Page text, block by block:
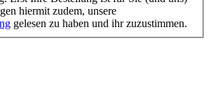
hiermit zudem, unsere
gelesen zu haben und ihr zuzustimmen.